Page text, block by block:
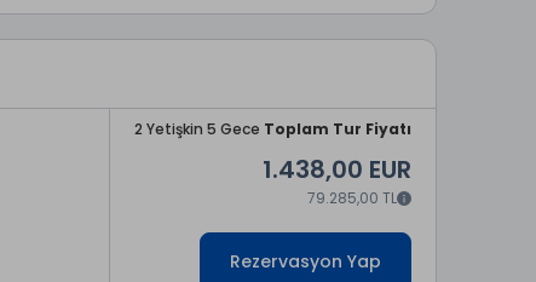
2 Yetişkin 5 Gece Toplam Tur Fiyatı
1.438,00 EUR
79.285,00 TL
Rezervasyon Yap